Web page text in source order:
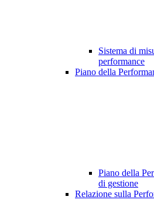
Sistema di
performance
Piano della
Piano della
di gestione
Relazione sulla